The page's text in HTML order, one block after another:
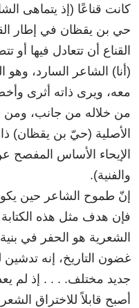
كانت قناعًا (إذ يتماهى
حي بن يقظان في إطار
القناع أن تتعادل فيها أو
(أنا) الشاعر السارد، وهو
معه، ويرى ذاته أثرى
من خلاله من جانب، ومن
الأصلية (حيّ بن يقظان)
الإيحاء الأساس المفصح
والفنية).
إنّ طموح الشاعر حين
فإن هدف مثل هذه الكتابة
الشعرية هو الحفر في
غضون التاريخ، إنه تدشين
جديد مختلف. . . . إذ لم يعد
أصبح قابلاً للاختراق